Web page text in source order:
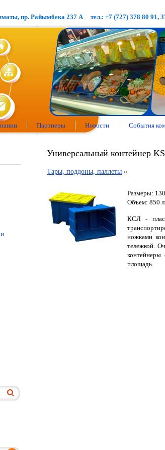
пр. Райымбека 237 А тел.: +7 (727) 378 80 91,
Партнеры Новости События
Универсальный контейнер
Тары, поддоны, паллеты »
Размеры:
Объем: 850
КСЛ -
ножками
тележкой.
контейнеры
площадь.